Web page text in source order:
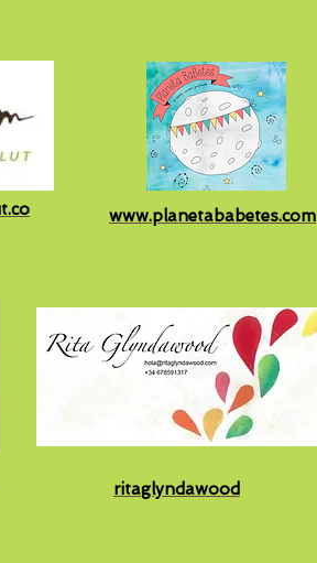
www.planetababetes.com
ritaglyndawood